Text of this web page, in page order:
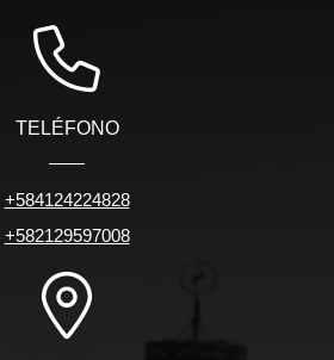
TELÉFONO
+584124224828
+582129597008